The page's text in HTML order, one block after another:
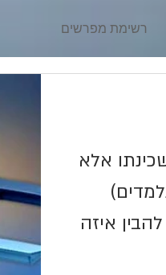
רשימת מפרשים
אלא
איזה